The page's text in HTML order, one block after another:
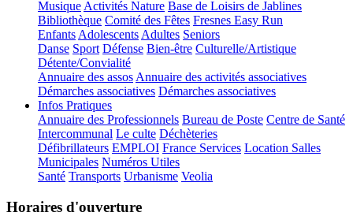
Musique Activités Nature Base de Loisirs de Jablines
Bibliothèque Comité des Fêtes Fresnes Easy Run
Enfants Adolescents Adultes Seniors
Danse Sport Défense Bien-être Culturelle/Artistique
Détente/Convialité
Annuaire des assos Annuaire des activités associatives
Démarches associatives Démarches associatives
Infos Pratiques
Annuaire des Professionnels Bureau de Poste Centre de Santé
Intercommunal Le culte Déchèteries
Défibrillateurs EMPLOI France Services Location Salles
Municipales Numéros Utiles
Santé Transports Urbanisme Veolia
Horaires d'ouverture